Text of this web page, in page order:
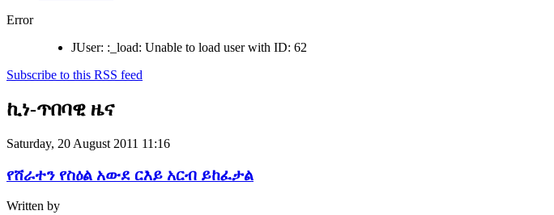
Error
JUser: :_load: Unable to load user with ID: 62
Subscribe to this RSS feed
ኪነ-ጥበባዊ ዜና
Saturday, 20 August 2011 11:16
የሸራተን የስዕል አውደ ርእይ አርብ ይከፈታል
Written by